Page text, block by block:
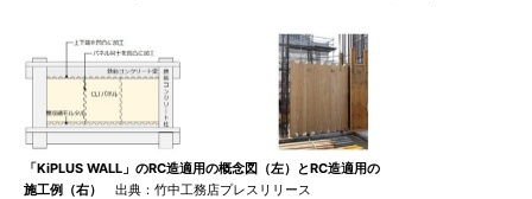
「KiPLUS WALL」のRC造適用の概念図（左）とRC造適用の
施工例（右）
出典：竹中工務店プレスリリース